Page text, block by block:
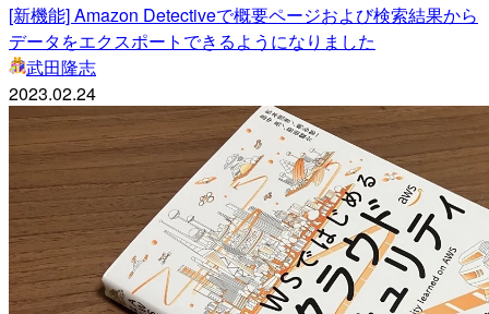
[新機能] Amazon Detectiveで概要ページおよび検索結果から
データをエクスポートできるようになりました
武田隆志
2023.02.24